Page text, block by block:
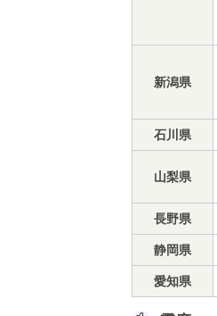
新潟県
石川県
山梨県
長野県
静岡県
愛知県